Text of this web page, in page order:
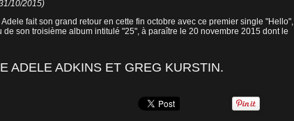
10/2015)
fait son grand retour en cette fin octobre avec ce premier single "Hello",
son troisième album intitulé "25", à paraître le 20 novembre 2015 dont le
ADELE ADKINS ET GREG KURSTIN.